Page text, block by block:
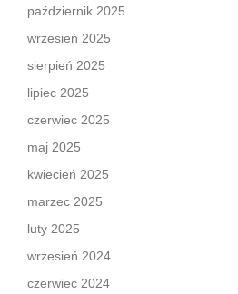
październik 2025
wrzesień 2025
sierpień 2025
lipiec 2025
czerwiec 2025
maj 2025
kwiecień 2025
marzec 2025
luty 2025
wrzesień 2024
czerwiec 2024